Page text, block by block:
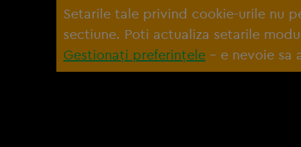
Setarile tale privind cookie-urile nu
sectiune. Poti actualiza setarile
Gestionați preferințele – e nevoie sa